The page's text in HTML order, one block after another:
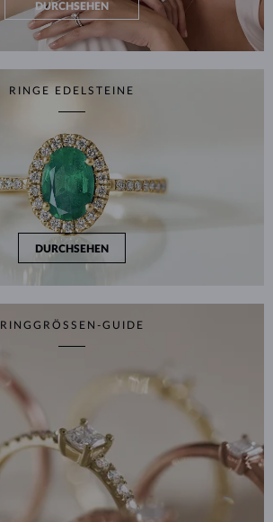
DURCHSEHEN
RINGE EDELSTEINE
DURCHSEHEN
RINGGRÖSSEN-GUIDE